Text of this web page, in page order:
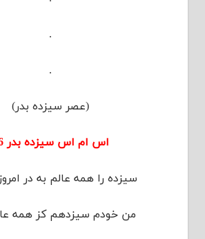
.
.
(عصر سیزده بدر)
اس ام اس سیزده بدر 96
سیزده را همه عالم به در
من خودم سیزدهم کز همه